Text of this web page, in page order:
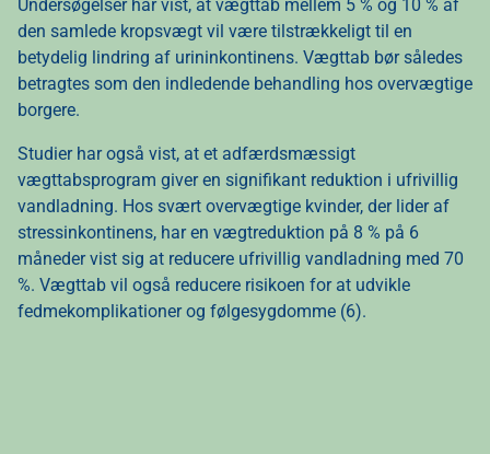
Undersøgelser har vist, at vægttab mellem 5 % og 10 % af
den samlede kropsvægt vil være tilstrækkeligt til en
betydelig lindring af urininkontinens. Vægttab bør således
betragtes som den indledende behandling hos overvægtige
borgere.
Studier har også vist, at et adfærdsmæssigt
vægttabsprogram giver en signifikant reduktion i ufrivillig
vandladning. Hos svært overvægtige kvinder, der lider af
stressinkontinens, har en vægtreduktion på 8 % på 6
måneder vist sig at reducere ufrivillig vandladning med 70
%. Vægttab vil også reducere risikoen for at udvikle
fedmekomplikationer og følgesygdomme (6).